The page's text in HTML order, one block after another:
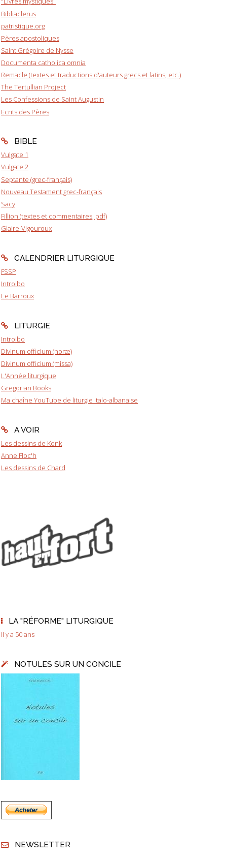
Bibliaclerus
patristique.org
Pères apostoliques
Saint Grégoire de Nysse
Documenta catholica omnia
Remacle (textes et traductions d'auteurs grecs et latins, etc.)
The Tertullian Project
Les Confessions de Saint Augustin
Ecrits des Pères
BIBLE
Vulgate 1
Vulgate 2
Septante (grec-français)
Nouveau Testament grec-français
Sacy
Fillion (textes et commentaires, pdf)
Glaire-Vigouroux
CALENDRIER LITURGIQUE
FSSP
Introibo
Le Barroux
LITURGIE
Introibo
Divinum officium (horæ)
Divinum officium (missa)
L'Année liturgique
Gregorian Books
Ma chaîne YouTube de liturgie italo-albanaise
A VOIR
Les dessins de Konk
Anne Floc'h
Les dessins de Chard
LA "RÉFORME" LITURGIQUE
Il y a 50 ans
NOTULES SUR UN CONCILE
NEWSLETTER